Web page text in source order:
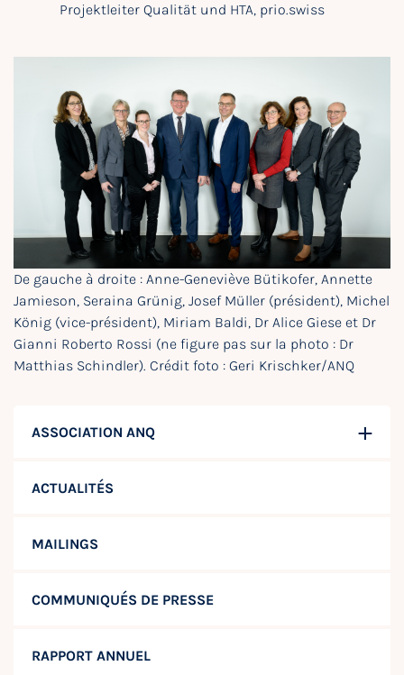
ASSOCIATION ANQ
ACTUALITÉS
MAILINGS
COMMUNIQUÉS DE PRESSE
RAPPORT ANNUEL
Projektleiter Qualität und HTA, prio.swiss
De gauche à droite : Anne-Geneviève Bütikofer, Annette
Jamieson, Seraina Grünig, Josef Müller (président), Michel
König (vice-président), Miriam Baldi, Dr Alice Giese et Dr
Gianni Roberto Rossi (ne figure pas sur la photo : Dr
Matthias Schindler). Crédit foto : Geri Krischker/ANQ